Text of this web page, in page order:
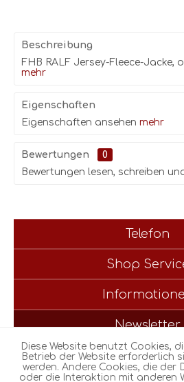
Beschreibung
FHB RALF Jersey-Fleece-Jacke,
mehr
Eigenschaften
Eigenschaften ansehen mehr
Bewertungen
0
Bewertungen lesen, schreiben
Telefon
Shop
Newsletter
* Alle Preise inkl. gesetzl.
ggf. Nachnahmegebühren, wenn
Diese Website benutzt Cookies,
Betrieb der Website erforderlich
werden. Andere Cookies, die der
oder die Interaktion mit anderen